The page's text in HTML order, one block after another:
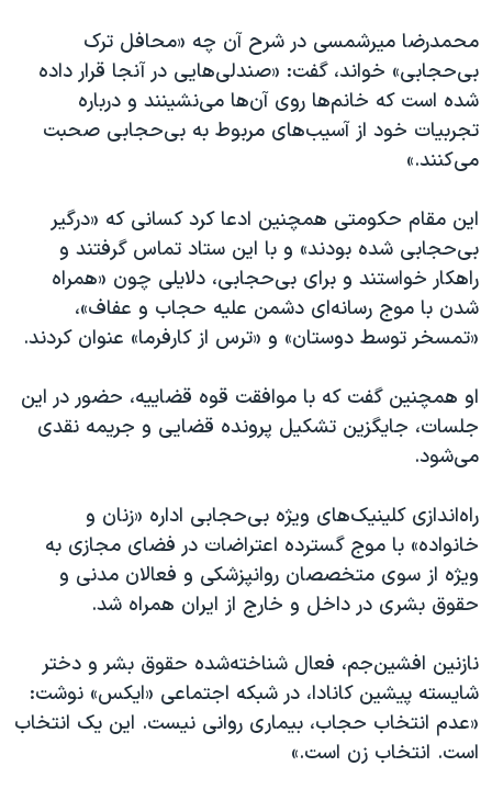
محمدرضا میرشمسی در شرح آن چه «محافل ترک
بی‌حجابی» خواند، گفت: «صندلی‌هایی در آنجا قرار داده
شده است که خانم‌ها روی آن‌ها می‌نشینند و درباره
تجربیات خود از آسیب‌های مربوط به بی‌حجابی صحبت
می‌کنند.»
این مقام حکومتی همچنین ادعا کرد کسانی که «درگیر
بی‌حجابی شده بودند» و با این ستاد تماس گرفتند و
راهکار خواستند و برای بی‌حجابی، دلایلی چون «همراه
شدن با موج رسانه‌ای دشمن علیه حجاب و عفاف»،
«تمسخر توسط دوستان» و «ترس از کارفرما» عنوان کردند.
او همچنین گفت که با موافقت قوه قضاییه، حضور در این
جلسات، جایگزین تشکیل پرونده قضایی و جریمه نقدی
می‌شود.
راه‌اندازی کلینیک‌های ویژه بی‌حجابی اداره «زنان و
خانواده» با موج گسترده اعتراضات در فضای مجازی به
ویژه از سوی متخصصان روانپزشکی و فعالان مدنی و
حقوق بشری در داخل و خارج از ایران همراه شد.
نازنین افشین‌جم، فعال شناخته‌شده حقوق بشر و دختر
شایسته پیشین کانادا، در شبکه اجتماعی «ایکس» نوشت:
«عدم انتخاب حجاب، بیماری روانی نیست. این یک انتخاب
است. انتخاب زن است.»